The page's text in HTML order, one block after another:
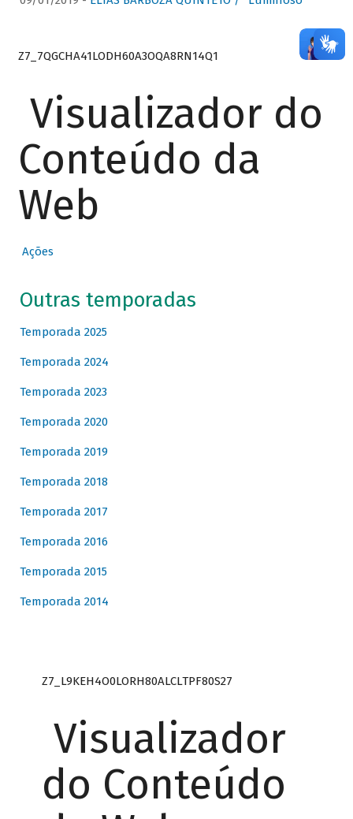
Z7_7QGCHA41LODH60A3OQA8RN14Q1
Visualizador do
Conteúdo da
Web
Ações
Outras temporadas
Temporada 2025
Temporada 2024
Temporada 2023
Temporada 2020
Temporada 2019
Temporada 2018
Temporada 2017
Temporada 2016
Temporada 2015
Temporada 2014
Z7_L9KEH4O0LORH80ALCLTPF80S27
Visualizador
do Conteúdo